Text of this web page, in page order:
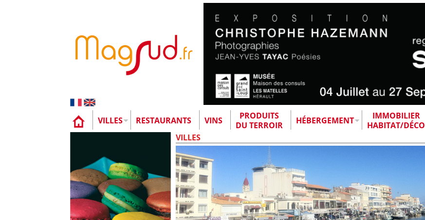
VILLES RESTAURANTS VINS
PRODUITS
DU TERROIR
HÉBERGEMENT
IMMOBILIER
HABITAT/DÉCO
VILLES